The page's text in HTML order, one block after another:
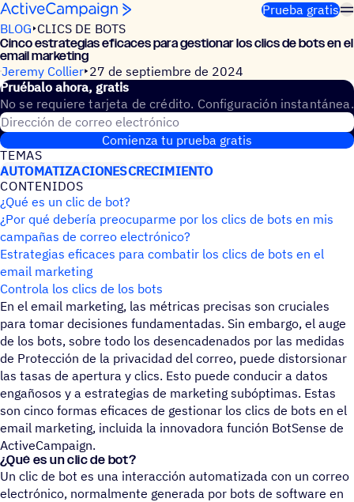
Saltar al contenido
Prueba gratis
BLOG CLICS DE BOTS
Cinco estra­te­gias efica­ces para gestio­nar los clics de bots en el
email marketing
Jeremy Collier 27 de septiembre de 2024
Prué­balo ahora, gratis
No se requiere tarjeta de crédito. Configuración instantánea.
Dirección de correo electrónico
Comienza tu prueba gratis
TEMAS
AUTOMATIZACIONESCRECIMIENTO
CONTE­NI­DOS
¿Qué es un clic de bot?
¿Por qué debería preocuparme por los clics de bots en mis
campañas de correo electrónico?
Estrategias eficaces para combatir los clics de bots en el
email marketing
Controla los clics de los bots
En el email marketing, las métricas precisas son cruciales
para tomar decisiones fundamentadas. Sin embargo, el auge
de los bots, sobre todo los desencadenados por las medidas
de Protección de la privacidad del correo, puede distorsionar
las tasas de apertura y clics. Esto puede conducir a datos
engañosos y a estrategias de marketing subóptimas. Estas
son cinco formas eficaces de gestionar los clics de bots en el
email marketing, incluida la innovadora función BotSense de
ActiveCampaign.
¿Qué es un clic de bot?
Un clic de bot es una interacción automatizada con un correo
electrónico, normalmente generada por bots de software en